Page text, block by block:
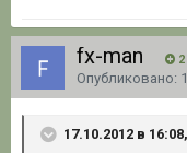
fx-man
Опубликовано:
17.10.2012 в